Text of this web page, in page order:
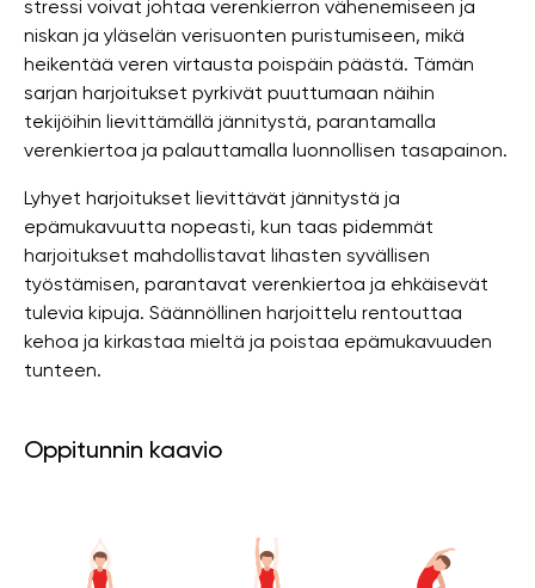
stressi voivat johtaa verenkierron vähenemiseen ja
niskan ja yläselän verisuonten puristumiseen, mikä
heikentää veren virtausta poispäin päästä. Tämän
sarjan harjoitukset pyrkivät puuttumaan näihin
tekijöihin lievittämällä jännitystä, parantamalla
verenkiertoa ja palauttamalla luonnollisen tasapainon.
Lyhyet harjoitukset lievittävät jännitystä ja
epämukavuutta nopeasti, kun taas pidemmät
harjoitukset mahdollistavat lihasten syvällisen
työstämisen, parantavat verenkiertoa ja ehkäisevät
tulevia kipuja. Säännöllinen harjoittelu rentouttaa
kehoa ja kirkastaa mieltä ja poistaa epämukavuuden
tunteen.
Oppitunnin kaavio